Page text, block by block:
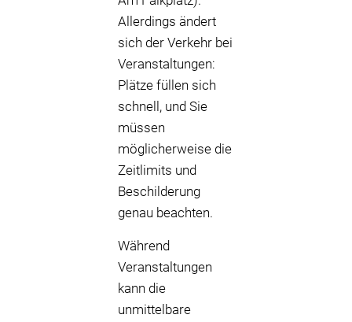
Allerdings ändert
sich der Verkehr bei
Veranstaltungen:
Plätze füllen sich
schnell, und Sie
müssen
möglicherweise die
Zeitlimits und
Beschilderung
genau beachten.
Während
Veranstaltungen
kann die
unmittelbare